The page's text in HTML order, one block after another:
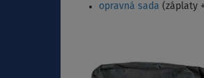
opravná sada (záplaty